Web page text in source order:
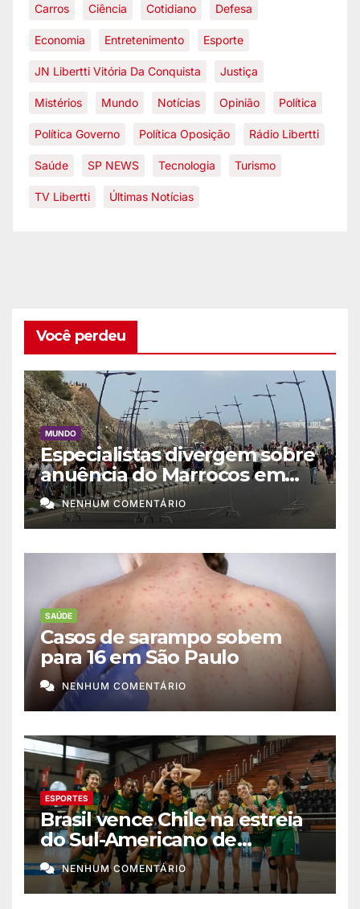
Carros Ciência Cotidiano Defesa
Economia Entretenimento Esporte
JN Libertti Vitória Da Conquista Justiça
Mistérios Mundo Notícias Opinião Política
Política Governo Política Oposição Rádio Libertti
Saúde SP NEWS Tecnologia Turismo
TV Libertti Últimas Notícias
Você perdeu
MUNDO
Especialistas divergem sobre
anuência do Marrocos em
migração a Ceuta
NENHUM COMENTÁRIO
SAÚDE
Casos de sarampo sobem
para 16 em São Paulo
NENHUM COMENTÁRIO
ESPORTES
Brasil vence Chile na estreia
do Sul-Americano de
basquete feminino
NENHUM COMENTÁRIO